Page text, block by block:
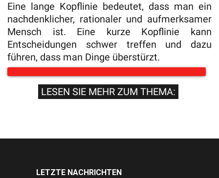
Eine lange Kopflinie bedeutet, dass man ein
nachdenklicher, rationaler und aufmerksamer
Mensch ist. Eine kurze Kopflinie kann
Entscheidungen schwer treffen und dazu
führen, dass man Dinge überstürzt.
LESEN SIE MEHR ZUM THEMA:
LETZTE NACHRICHTEN